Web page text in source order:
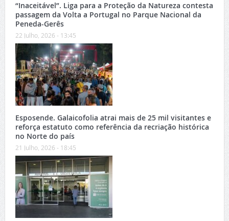
“Inaceitável”. Liga para a Proteção da Natureza contesta
passagem da Volta a Portugal no Parque Nacional da
Peneda-Gerês
22 Julho, 2026 - 13:45
Esposende. Galaicofolia atrai mais de 25 mil visitantes e
reforça estatuto como referência da recriação histórica
no Norte do país
21 Julho, 2026 - 18:45